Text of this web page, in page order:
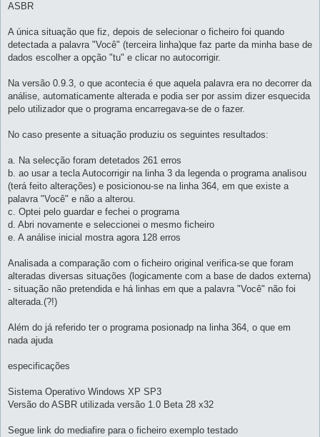
ASBR
A única situação que fiz, depois de selecionar o ficheiro foi quando
detectada a palavra "Você" (terceira linha)que faz parte da minha base de
dados escolher a opção "tu" e clicar no autocorrigir.
Na versão 0.9.3, o que acontecia é que aquela palavra era no decorrer da
análise, automaticamente alterada e podia ser por assim dizer esquecida
pelo utilizador que o programa encarregava-se de o fazer.
No caso presente a situação produziu os seguintes resultados:
a. Na selecção foram detetados 261 erros
b. ao usar a tecla Autocorrigir na linha 3 da legenda o programa analisou
(terá feito alterações) e posicionou-se na linha 364, em que existe a
palavra "Você" e não a alterou.
c. Optei pelo guardar e fechei o programa
d. Abri novamente e seleccionei o mesmo ficheiro
e. A análise inicial mostra agora 128 erros
Analisada a comparação com o ficheiro original verifica-se que foram
alteradas diversas situações (logicamente com a base de dados externa)
- situação não pretendida e há linhas em que a palavra "Você" não foi
alterada.(?!)
Além do já referido ter o programa posionadp na linha 364, o que em
nada ajuda
especificações
Sistema Operativo Windows XP SP3
Versão do ASBR utilizada versão 1.0 Beta 28 x32
Segue link do mediafire para o ficheiro exemplo testado